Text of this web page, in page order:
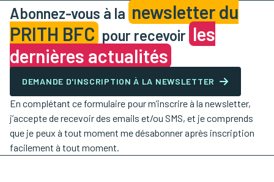
Abonnez-vous à la newsletter du
PRITH BFC pour recevoir les
dernières actualités
DEMANDE D'INSCRIPTION À LA NEWSLETTER
En complétant ce formulaire pour m’inscrire à la newsletter,
j’accepte de recevoir des emails et/ou SMS, et je comprends
que je peux à tout moment me désabonner après inscription
facilement à tout moment.